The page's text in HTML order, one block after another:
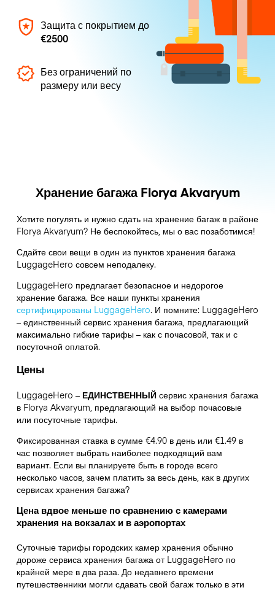
Защита с покрытием до
€2500
Без ограничений по
размеру или весу
Хранение багажа Florya Akvaryum
Хотите погулять и нужно сдать на хранение багаж в районе
Florya Akvaryum? Не беспокойтесь, мы о вас позаботимся!
Сдайте свои вещи в один из пунктов хранения багажа
LuggageHero совсем неподалеку.
LuggageHero предлагает безопасное и недорогое
хранение багажа. Все наши пункты хранения
сертифицированы LuggageHero. И помните: LuggageHero
– единственный сервис хранения багажа, предлагающий
максимально гибкие тарифы – как с почасовой, так и с
посуточной оплатой.
Цены
LuggageHero – ЕДИНСТВЕННЫЙсервис хранения багажа
в Florya Akvaryum, предлагающий на выбор почасовые
или посуточные тарифы.
Фиксированная ставка в сумме €4.90 в день или €1.49 в
час позволяет выбрать наиболее подходящий вам
вариант. Если вы планируете быть в городе всего
несколько часов, зачем платить за весь день, как в других
сервисах хранения багажа?
Цена вдвое меньше по сравнению с камерами
хранения на вокзалах и в аэропортах
Суточные тарифы городских камер хранения обычно
дороже сервиса хранения багажа от LuggageHero по
крайней мере в два раза. До недавнего времени
путешественники могли сдавать свой багаж только в эти